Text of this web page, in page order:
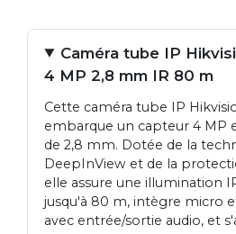
Caméra tube IP
4 MP 2,8 mm IR 80 m
Cette caméra tube IP
embarque un capteur 4 MP
de 2,8 mm. Dotée de la
DeepInView et de la
elle assure une illumination
jusqu'à 80 m, intègre micro
avec entrée/sortie audio, et